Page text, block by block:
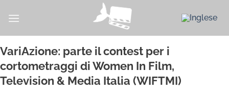
VariAzione: parte il contest per i
cortometraggi di Women In Film,
Television & Media Italia (WIFTMI)